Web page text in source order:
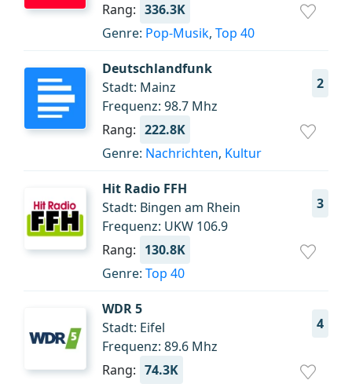
Rang: 336.3K
Genre: Pop-Musik, Top 40
Deutschlandfunk
2
Stadt: Mainz
Frequenz: 98.7 Mhz
Rang: 222.8K
Genre: Nachrichten, Kultur
Hit Radio FFH
3
Stadt: Bingen am Rhein
Frequenz: UKW 106.9
Rang: 130.8K
Genre: Top 40
WDR 5
4
Stadt: Eifel
Frequenz: 89.6 Mhz
Rang: 74.3K